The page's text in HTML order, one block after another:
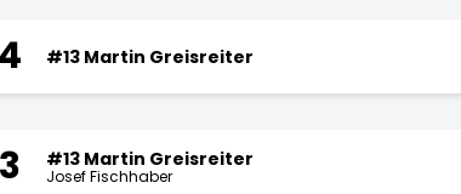
#13 Martin Greisreiter
#13 Martin Greisreiter
Josef Fischhaber